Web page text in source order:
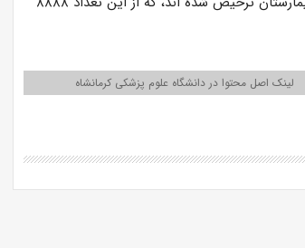
لینک اصل محتوا در دانشگاه علوم پزشکی کرمانشاه